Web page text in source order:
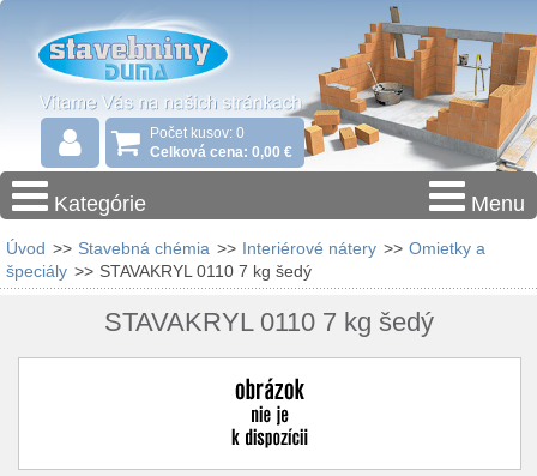
Počet kusov: 0
Celková cena: 0,00 €
Kategórie Menu
Úvod >> Stavebná chémia >> Interiérové nátery >> Omietky a
špeciály >> STAVAKRYL 0110 7 kg šedý
STAVAKRYL 0110 7 kg šedý